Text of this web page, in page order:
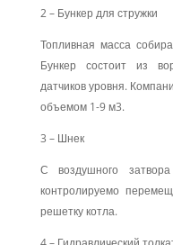
2 – Бункер для стружки
Топливная масса
Бункер состоит из
датчиков уровня.
объемом 1-9 м3.
3 – Шнек
С воздушного
контролируемо
решетку котла.